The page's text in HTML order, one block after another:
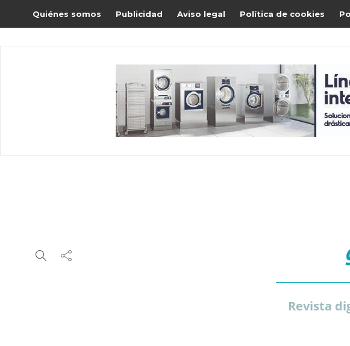
Quiénes somos Publicidad Aviso legal Política de cookies
Revista